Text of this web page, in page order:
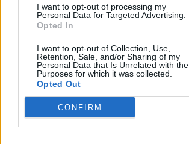
I want to opt-out of processing my
Personal Data for Targeted Advertising.
Opted In
I want to opt-out of Collection, Use,
Retention, Sale, and/or Sharing of my
Personal Data that Is Unrelated with the
Purposes for which it was collected.
Opted Out
CONFIRM
Publicidad